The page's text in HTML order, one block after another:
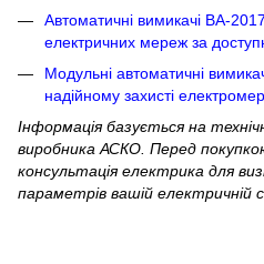
Автоматичні вимикачі ВА-
електричних мереж за
Модульні автоматичні
надійному захисті
Інформація базується на
виробника АСКО. Перед
консультація електрика для
параметрів вашій електричній